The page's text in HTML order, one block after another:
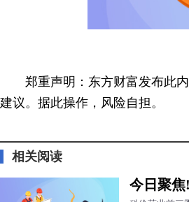
郑重声明：东方财富发布此
建议。据此操作，风险自担。
相关阅读
今日聚焦